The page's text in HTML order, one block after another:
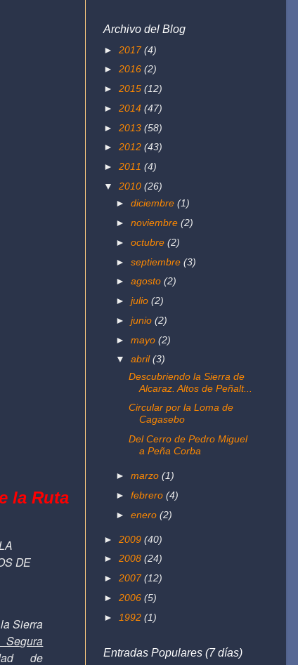
la Ruta
DE
Sierra
de
Archivo del Blog
► 2017(4)
► 2016 (2)
► 2015 (12)
► 2014 (47)
► 2013 (58)
► 2012 (43)
► 2011 (4)
▼ 2010 (26)
►diciembre(1)
►noviembre(2)
►octubre(2)
►septiembre(3)
►agosto(2)
►julio(2)
►junio(2)
►mayo(2)
▼abril(3)
Descubriendo la Sierra de
Alcaraz. Altos de Peñalt...
Circular por la Loma de
Cagasebo
Del Cerro de Pedro Miguel
a Peña Corba
►marzo(1)
►febrero(4)
►enero(2)
► 2009 (40)
► 2008 (24)
► 2007(12)
► 2006 (5)
►
1992 (1)
Entradas Populares (7 días)